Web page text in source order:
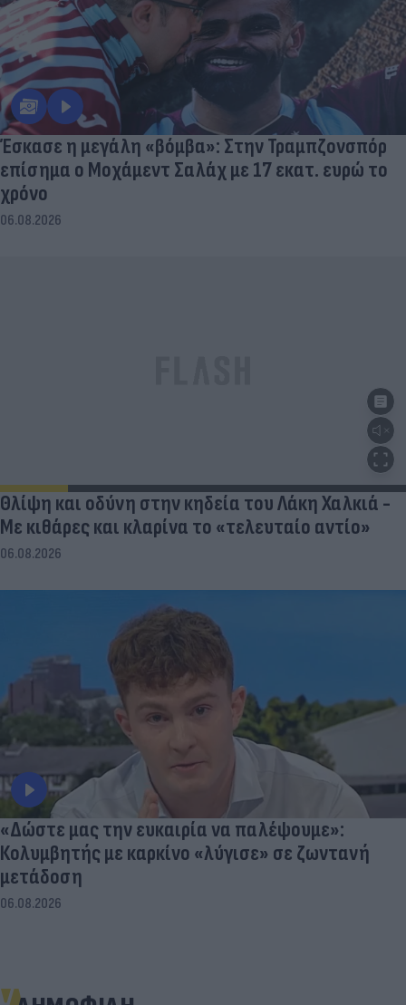
Έσκασε η μεγάλη «βόμβα»: Στην Τραμπζονσπόρ
επίσημα ο Μοχάμεντ Σαλάχ με 17 εκατ. ευρώ το
χρόνο
06.08.2026
Θλίψη και οδύνη στην κηδεία του Λάκη Χαλκιά -
Με κιθάρες και κλαρίνα το «τελευταίο αντίο»
06.08.2026
«Δώστε μας την ευκαιρία να παλέψουμε»:
Κολυμβητής με καρκίνο «λύγισε» σε ζωντανή
μετάδοση
06.08.2026